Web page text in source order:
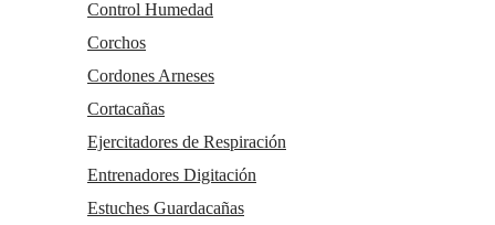
Control Humedad
Corchos
Cordones Arneses
Cortacañas
Ejercitadores de Respiración
Entrenadores Digitación
Estuches Guardacañas
Taller de reparaciones
Km 0
Outlet
Atención al cliente
Contacto
Condiciones generales de contratación
Gastos de envío
Política de privacidad
Política de cookies